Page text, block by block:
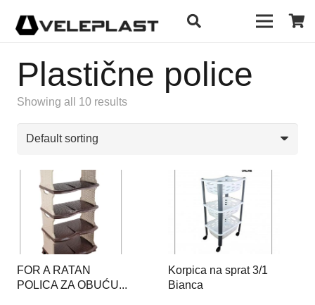
Plastične police
Showing all 10 results
FOR A RATAN
POLICA ZA OBUĆU...
Korpica na sprat 3/1
Bianca